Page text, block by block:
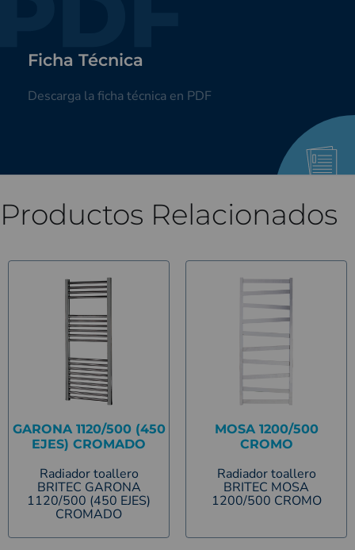
Ficha Técnica
Descarga la ficha técnica en PDF
Descarga la ficha técnica en PDF
Productos Relacionados
GARONA 1120/500 (450
EJES) CROMADO
Radiador toallero
BRITEC GARONA
1120/500 (450 EJES)
CROMADO
MOSA 1200/500
CROMO
Radiador toallero
BRITEC MOSA
1200/500 CROMO